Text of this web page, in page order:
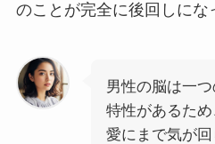
のことが完全に後回しにな
男性の脳は一
特性があるた
愛にまで気が